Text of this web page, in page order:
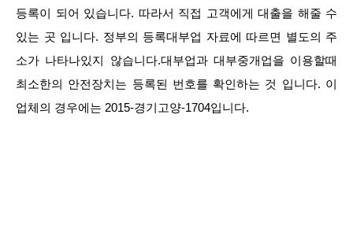
등록이 되어 있습니다. 따라서 직접 고객에게 대출을 해줄 수
있는 곳 입니다. 정부의 등록대부업 자료에 따르면 별도의 주
소가 나타나있지 않습니다.대부업과 대부중개업을 이용할때
최소한의 안전장치는 등록된 번호를 확인하는 것 입니다. 이
업체의 경우에는 2015-경기고양-1704입니다.